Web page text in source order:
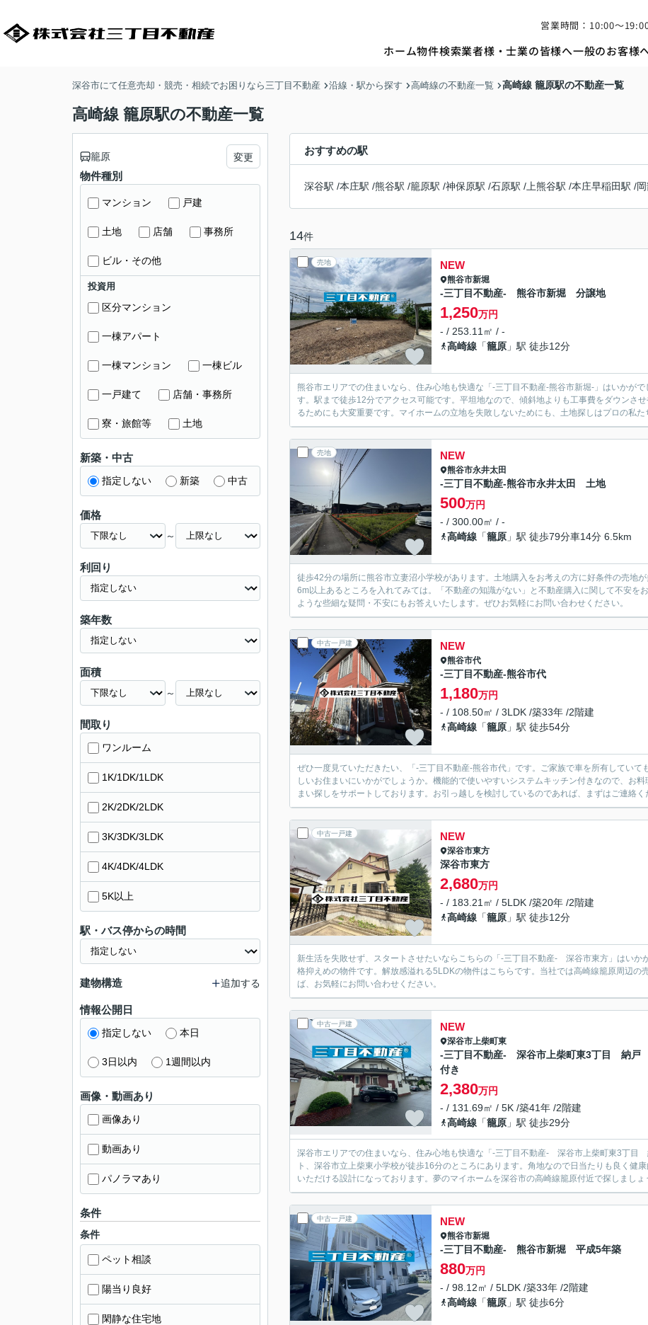
営業時間：10:00〜
ホーム物件検索業者様・士業の皆様へ一般のお客様
深谷市にて任意売却・競売・相続でお困りなら三丁目不動産 沿線・駅から探す 高崎線の不動産一覧 高崎線 籠原駅の不動産一覧
高崎線 籠原駅の不動産一覧
おすすめの駅
深谷駅 /本庄駅 /熊谷駅 /籠原駅 /神保原駅 /石原駅 / 上熊谷駅 /本庄早稲田駅 /
14件
売地 NEW
熊谷市新堀
-三丁目不動産- 熊谷市新堀 分譲地
1,250万円
- / 253.11㎡ / -
高崎線 「籠原 」駅 徒歩12分
熊谷市エリアでの住まいなら、住み心地も快適な「-三丁目不動産-熊谷市新堀-」はいかが
す。駅まで徒歩12分でアクセス可能です。平坦地なので、傾斜地よりも工事費をダウンさ
るためにも大変重要です。マイホームの立地を失敗しないためにも、土地探しはプロの私た
売地 NEW
熊谷市永井太田
-三丁目不動産-熊谷市永井太田 土地
500万円
- / 300.00㎡ / -
高崎線 「籠原 」駅 徒歩79分車14分 6.5km
徒歩42分の場所に熊谷市立妻沼小学校があります。土地購入をお考えの方に好条件の売地
6m以上あるところを入れてみては。「不動産の知識がない」と不動産購入に関して不安を
ような些細な疑問・不安にもお答えいたします。ぜひお気軽にお問い合わせください。
中古一戸建 NEW
熊谷市代
‐三丁目不動産-熊谷市代
1,180万円
- / 108.50㎡ / 3LDK /築33年 /2階建
高崎線 「籠原 」駅 徒歩54分
ぜひ一度見ていただきたい、「‐三丁目不動産-熊谷市代」です。ご家族で車を所有してい
しいお住まいにいかがでしょうか。機能的で使いやすいシステムキッチン付きなので、お
まい探しをサポートしております。お引っ越しを検討しているのであれば、まずはご連絡く
中古一戸建 NEW
深谷市東方
深谷市東方
2,680万円
- / 183.21㎡ / 5LDK /築20年 /2階建
高崎線 「籠原 」駅 徒歩12分
新生活を失敗せず、スタートさせたいならこちらの「-三丁目不動産- 深谷市東方」はいか
格抑えめの物件です。解放感溢れる5LDKの物件はこちらです。当社では高崎線籠原周辺
ば、お気軽にお問い合わせください。
中古一戸建 NEW
深谷市上柴町東
-三丁目不動産- 深谷市上柴町東3丁目 納戸
付き
2,380万円
- / 131.69㎡ / 5K /築41年 /2階建
高崎線 「籠原 」駅 徒歩29分
深谷市エリアでの住まいなら、住み心地も快適な「-三丁目不動産- 深谷市上柴町東3丁目
ト、深谷市立上柴東小学校が徒歩16分のところにあります。角地なので日当たりも良く健
いただける設計になっております。夢のマイホームを深谷市の高崎線籠原付近で探しまし
中古一戸建 NEW
熊谷市新堀
-三丁目不動産- 熊谷市新堀 平成5年築
880万円
- / 98.12㎡ / 5LDK /築33年 /2階建
高崎線 「籠原 」駅 徒歩6分
籠原 変更
物件種別
マンション 戸建
土地 店舗 事務所
ビル・その他
投資用
区分マンション
一棟アパート
一棟マンション 一棟ビル
一戸建て 店舗・事務所
寮・旅館等 土地
新築・中古
指定しない 新築 中古
価格
～
利回り
築年数
面積
～
間取り
ワンルーム
1K/1DK/1LDK
2K/2DK/2LDK
3K/3DK/3LDK
4K/4DK/4LDK
5K以上
駅・バス停からの時間
建物構造 追加する
情報公開日
指定しない 本日
3日以内 1週間以内
画像・動画あり
画像あり
動画あり
パノラマあり
条件
条件
ペット相談
陽当り良好
閑静な住宅地